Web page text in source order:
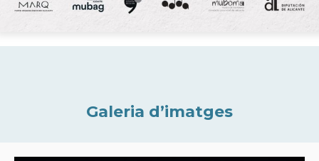
Galeria d’imatges